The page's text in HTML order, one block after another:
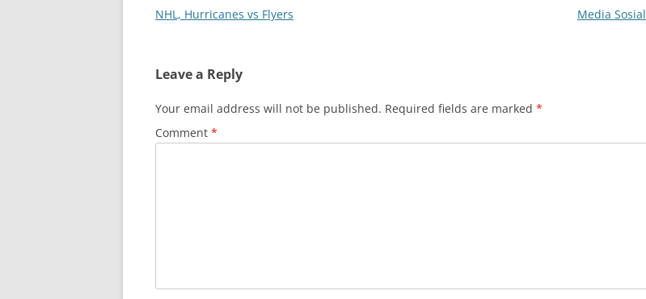
navigation
NHL, Hurricanes vs Flyers
Media Sosial
Leave a Reply
Your email address will not be published. Required fields are marked *
Comment *